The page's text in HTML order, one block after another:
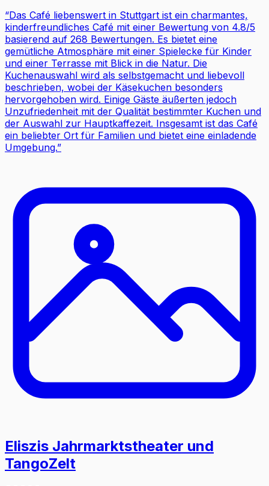
“Das Café liebenswert in Stuttgart ist ein charmantes,
kinderfreundliches Café mit einer Bewertung von 4.8/5
basierend auf 268 Bewertungen. Es bietet eine
gemütliche Atmosphäre mit einer Spielecke für Kinder
und einer Terrasse mit Blick in die Natur. Die
Kuchenauswahl wird als selbstgemacht und liebevoll
beschrieben, wobei der Käsekuchen besonders
hervorgehoben wird. Einige Gäste äußerten jedoch
Unzufriedenheit mit der Qualität bestimmter Kuchen und
der Auswahl zur Hauptkaffezeit. Insgesamt ist das Café
ein beliebter Ort für Familien und bietet eine einladende
Umgebung.”
Eliszis Jahrmarktstheater und
TangoZelt